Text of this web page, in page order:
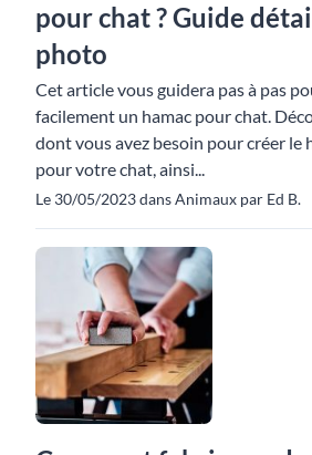
pour chat ? Guide
photo
Cet article vous guidera pas à pas
facilement un hamac pour chat.
dont vous avez besoin pour créer le
pour votre chat, ainsi...
Le 30/05/2023 dans Animaux par Ed B.